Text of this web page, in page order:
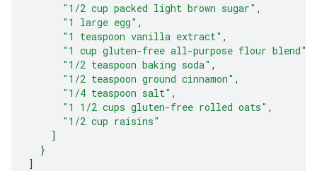
"1/2 cup packed light brown sugar" ,
"1 large egg" ,
"1 teaspoon vanilla extract" ,
"1 cup gluten-free all-purpose flour blend"
"1/2 teaspoon baking soda" ,
"1/2 teaspoon ground cinnamon" ,
"1/4 teaspoon salt" ,
"1 1/2 cups gluten-free rolled oats" ,
"1/2 cup raisins"
]
}
]